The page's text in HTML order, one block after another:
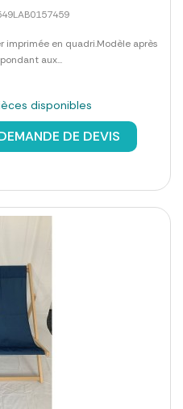
en quadri.Modèle après
aux...
disponibles
DE DEVIS